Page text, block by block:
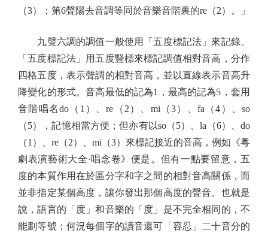
（3）；第6聲陽去音調等同於音樂音階裏的re（2）。」
九聲六調的調值一般使用「五度標記法」來記錄。
「五度標記法」用五度豎標來標記調值相對音高，分作
四格五度，表示聲調的相對音高，並以直線表示音高升
降變化的形式。音高最低的記為1，最高的記為5，套用
音階唱名do（1）、re（2）、mi（3）、fa（4）、so
（5），記憶相當方便；但亦有以so（5）、la（6）、do
（1）、re（2）、mi（3）來標記接近的音高，例如《粵
劇表演藝術大全·唱念卷》便是。但有一點要留意，五
度的本質作用在於區分字和字之間的相對音高關係，而
並非指定某個高度，讓你發出那個高度的聲音。也就是
說，語言的「度」和音樂的「度」是不完全相同的，不
能劃等號；何況每個字的讀音還可「容忍」二十音分的